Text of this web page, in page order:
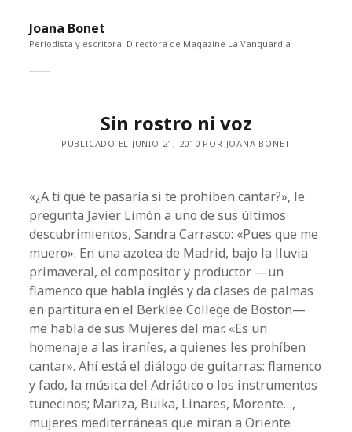
Joana Bonet
Periodista y escritora. Directora de Magazine La Vanguardia
Sin rostro ni voz
PUBLICADO EL JUNIO 21, 2010 POR JOANA BONET
«¿A ti qué te pasaría si te prohíben cantar?», le
pregunta Javier Limón a uno de sus últimos
descubrimientos, Sandra Carrasco: «Pues que me
muero». En una azotea de Madrid, bajo la lluvia
primaveral, el compositor y productor —un
flamenco que habla inglés y da clases de palmas
en partitura en el Berklee College de Boston—
me habla de sus Mujeres del mar. «Es un
homenaje a las iraníes, a quienes les prohíben
cantar». Ahí está el diálogo de guitarras: flamenco
y fado, la música del Adriático o los instrumentos
tunecinos; Mariza, Buika, Linares, Morente…,
mujeres mediterráneas que miran a Oriente